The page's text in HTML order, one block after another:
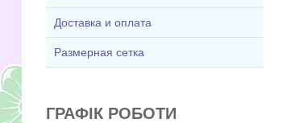
Доставка и оплата
Размерная сетка
ГРАФІК РОБОТИ